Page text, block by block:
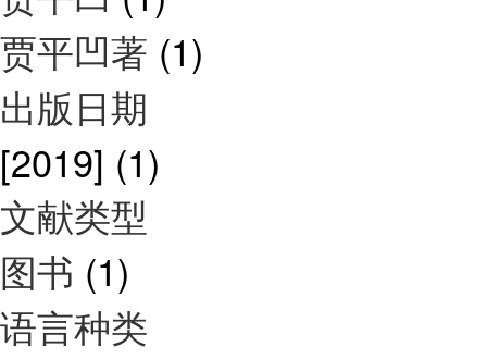
贾平凹著 (1)
出版日期
[2019] (1)
文献类型
图书 (1)
语言种类